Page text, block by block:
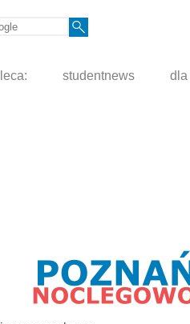
studentnews dla